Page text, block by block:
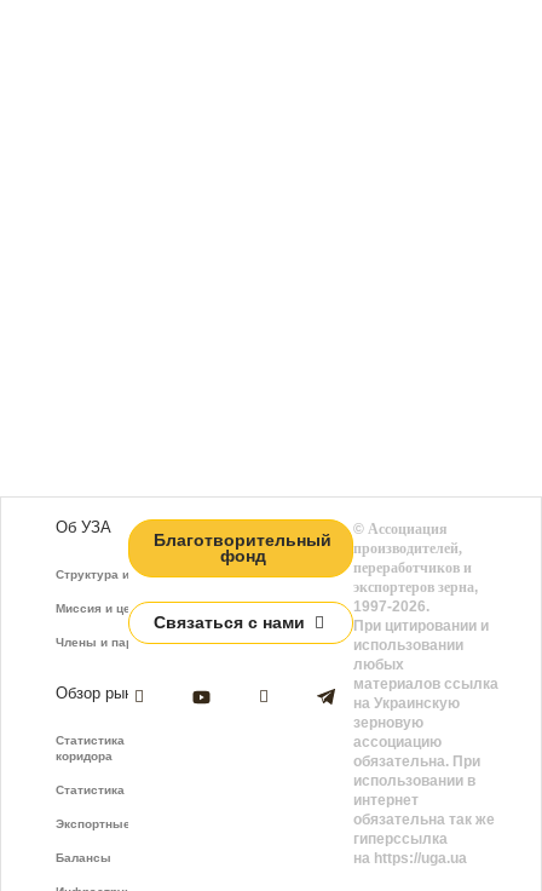
Об УЗА
Структура и функции
Миссия и цели
Члены и партнёры
Обзор рынка
Статистика зернового
коридора
Статистика фрахта
Экспортные показатели
Балансы
Благотворительный
фонд
Связаться с нами
©Ассоциация
производителей,
переработчиков и
экспортеров зерна,
1997-2026.
При цитировании и
использовании
любых
материалов ссылка
на Украинскую
зерновую
ассоциацию
обязательна. При
использовании в
интернет
обязательна так же
гиперссылка
на https://uga.ua